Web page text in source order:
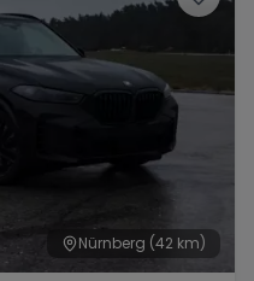
Nürnberg (42 km)